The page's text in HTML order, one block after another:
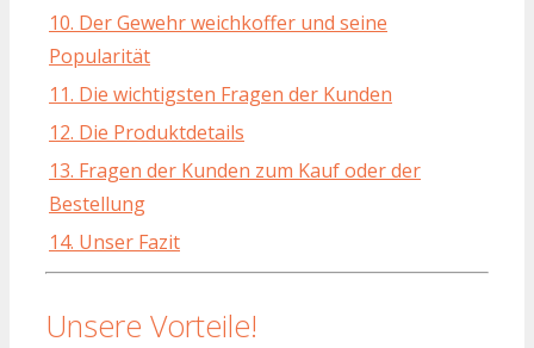
10. Der Gewehr weichkoffer und seine
Popularität
11. Die wichtigsten Fragen der Kunden
12. Die Produktdetails
13. Fragen der Kunden zum Kauf oder der
Bestellung
14. Unser Fazit
Unsere Vorteile!